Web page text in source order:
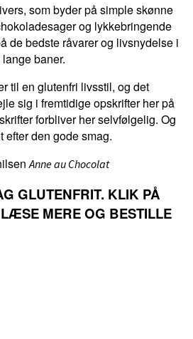
som byder på simple skønne
og lykkebringende
de bedste råvarer og livsnydelse i
lange baner.
til en glutenfri livsstil, og det
sig i fremtidige opskrifter her på
forbliver her selvfølgelig. Og
efter den gode smag.
Anne au Chocolat
GLUTENFRIT. KLIK PÅ
MERE OG BESTILLE